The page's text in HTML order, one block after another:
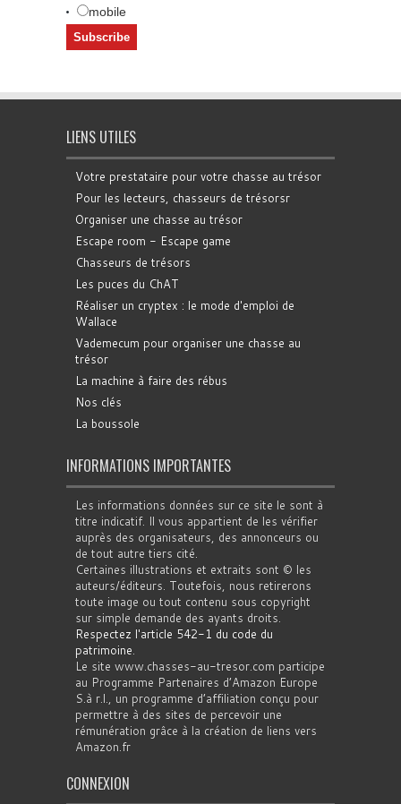
mobile
LIENS UTILES
Votre prestataire pour votre chasse au trésor
Pour les lecteurs, chasseurs de trésorsr
Organiser une chasse au trésor
Escape room - Escape game
Chasseurs de trésors
Les puces du ChAT
Réaliser un cryptex : le mode d'emploi de
Wallace
Vademecum pour organiser une chasse au
trésor
La machine à faire des rébus
Nos clés
La boussole
INFORMATIONS IMPORTANTES
Les informations données sur ce site le sont à
titre indicatif. Il vous appartient de les vérifier
auprès des organisateurs, des annonceurs ou
de tout autre tiers cité.
Certaines illustrations et extraits sont © les
auteurs/éditeurs. Toutefois, nous retirerons
toute image ou tout contenu sous copyright
sur simple demande des ayants droits.
Respectez l'article 542-1 du code du
patrimoine.
Le site www.chasses-au-tresor.com participe
au Programme Partenaires d’Amazon Europe
S.à r.l., un programme d’affiliation conçu pour
permettre à des sites de percevoir une
rémunération grâce à la création de liens vers
Amazon.fr
CONNEXION